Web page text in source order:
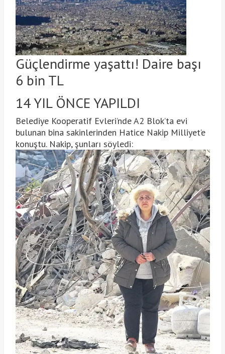
Güçlendirme yaşattı! Daire başı
6 bin TL
14 YIL ÖNCE YAPILDI
Belediye Kooperatif Evleri’nde A2 Blok’ta evi
bulunan bina sakinlerinden Hatice Nakip Milliyet’e
konuştu. Nakip, şunları söyledi: